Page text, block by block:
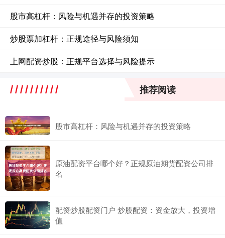
股市高杠杆：风险与机遇并存的投资策略
炒股票加杠杆：正规途径与风险须知
上网配资炒股：正规平台选择与风险提示
推荐阅读
股市高杠杆：风险与机遇并存的投资策略
原油配资平台哪个好？正规原油期货配资公司排
名
配资炒股配资门户 炒股配资：资金放大，投资增
值